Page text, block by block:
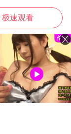
极速观看